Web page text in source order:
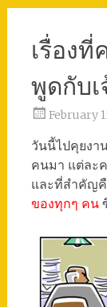
เรื่องที่
พูดกับ
February
วันนี้ไปคุยงา
คนมา แต่ละ
และที่สำคัญคื
ของทุกๆ คน